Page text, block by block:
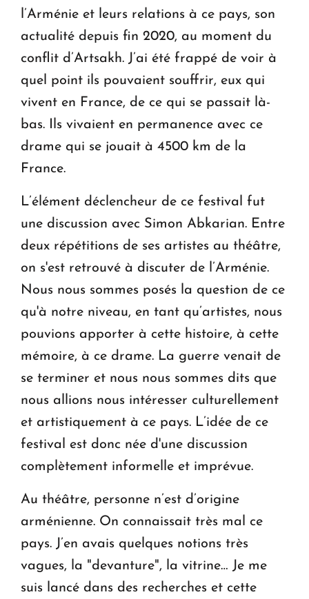
l’Arménie et leurs relations à ce pays, son
actualité depuis fin 2020, au moment du
conflit d’Artsakh. J’ai été frappé de voir à
quel point ils pouvaient souffrir, eux qui
vivent en France, de ce qui se passait là-
bas. Ils vivaient en permanence avec ce
drame qui se jouait à 4500 km de la
France.
L’élément déclencheur de ce festival fut
une discussion avec Simon Abkarian. Entre
deux répétitions de ses artistes au théâtre,
on s'est retrouvé à discuter de l’Arménie.
Nous nous sommes posés la question de ce
qu'à notre niveau, en tant qu’artistes, nous
pouvions apporter à cette histoire, à cette
mémoire, à ce drame. La guerre venait de
se terminer et nous nous sommes dits que
nous allions nous intéresser culturellement
et artistiquement à ce pays. L’idée de ce
festival est donc née d'une discussion
complètement informelle et imprévue.
Au théâtre, personne n’est d’origine
arménienne. On connaissait très mal ce
pays. J’en avais quelques notions très
vagues, la "devanture", la vitrine… Je me
suis lancé dans des recherches et cette